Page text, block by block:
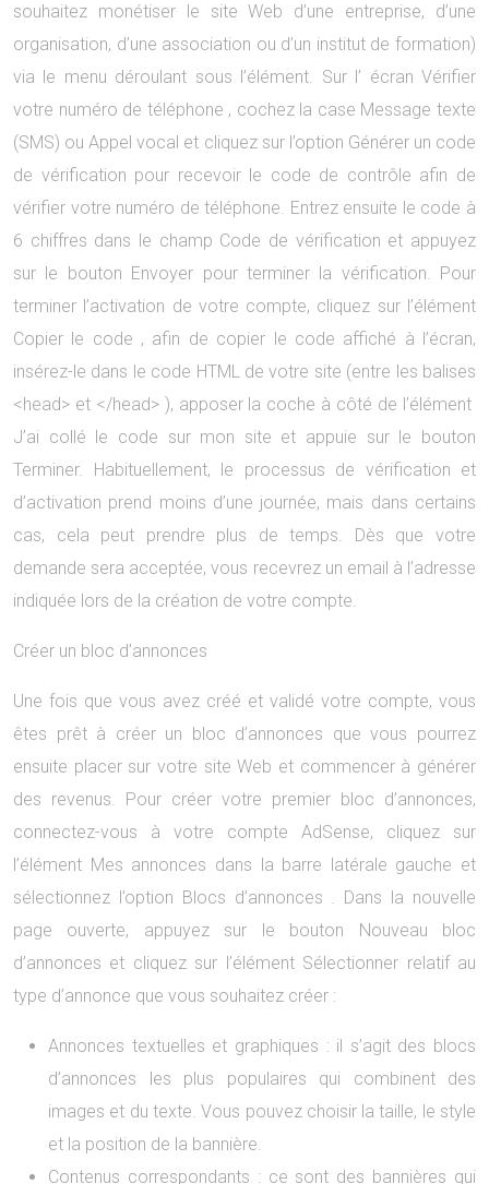
souhaitez monétiser le site Web d’une entreprise, d’une
organisation, d’une association ou d’un institut de formation)
via le menu déroulant sous l’élément. Sur l’ écran Vérifier
votre numéro de téléphone , cochez la case Message texte
(SMS) ou Appel vocal et cliquez sur l’option Générer un code
de vérification pour recevoir le code de contrôle afin de
vérifier votre numéro de téléphone. Entrez ensuite le code à
6 chiffres dans le champ Code de vérification et appuyez
sur le bouton Envoyer pour terminer la vérification. Pour
terminer l’activation de votre compte, cliquez sur l’élément
Copier le code , afin de copier le code affiché à l’écran,
insérez-le dans le code HTML de votre site (entre les balises
<head> et </head> ), apposer la coche à côté de l’élément
J’ai collé le code sur mon site et appuie sur le bouton
Terminer. Habituellement, le processus de vérification et
d’activation prend moins d’une journée, mais dans certains
cas, cela peut prendre plus de temps. Dès que votre
demande sera acceptée, vous recevrez un email à l’adresse
indiquée lors de la création de votre compte.
Créer un bloc d’annonces
Une fois que vous avez créé et validé votre compte, vous
êtes prêt à créer un bloc d’annonces que vous pourrez
ensuite placer sur votre site Web et commencer à générer
des revenus. Pour créer votre premier bloc d’annonces,
connectez-vous à votre compte AdSense, cliquez sur
l’élément Mes annonces dans la barre latérale gauche et
sélectionnez l’option Blocs d’annonces . Dans la nouvelle
page ouverte, appuyez sur le bouton Nouveau bloc
d’annonces et cliquez sur l’élément Sélectionner relatif au
type d’annonce que vous souhaitez créer :
Annonces textuelles et graphiques : il s’agit des blocs
d’annonces les plus populaires qui combinent des
images et du texte. Vous pouvez choisir la taille, le style
et la position de la bannière.
Contenus correspondants : ce sont des bannières qui